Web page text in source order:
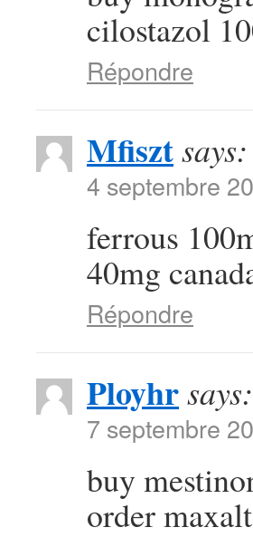
cilostazol
Répondre
Mfisztsays:
4 septembre
ferrous
40mg
Répondre
Ployhrsays:
7 septembre
buy
order